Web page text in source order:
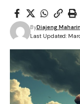
Last Updated:
ByDiajeng